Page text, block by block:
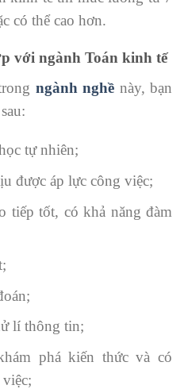
có thể cao hơn.
với ngành Toán kinh tế
ngành nghề này, bạn
tự nhiên;
được áp lực công việc;
tiếp tốt, có khả năng đàm
lí thông tin;
phá kiến thức và có